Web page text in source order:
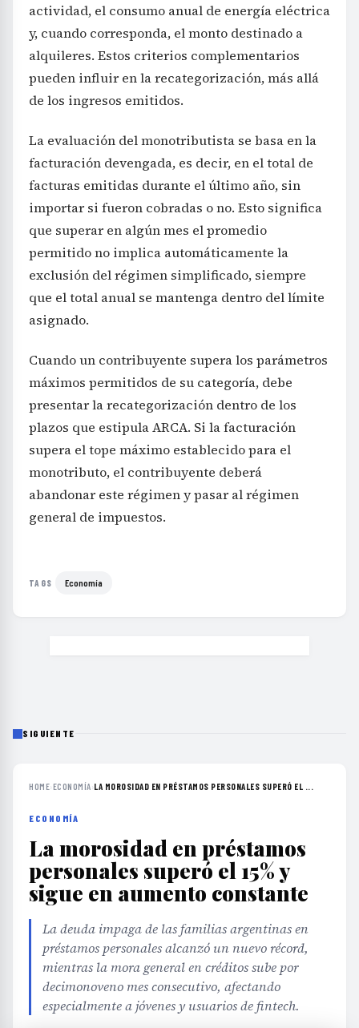
actividad, el consumo anual de energía eléctrica
y, cuando corresponda, el monto destinado a
alquileres. Estos criterios complementarios
pueden influir en la recategorización, más allá
de los ingresos emitidos.
La evaluación del monotributista se basa en la
facturación devengada, es decir, en el total de
facturas emitidas durante el último año, sin
importar si fueron cobradas o no. Esto significa
que superar en algún mes el promedio
permitido no implica automáticamente la
exclusión del régimen simplificado, siempre
que el total anual se mantenga dentro del límite
asignado.
Cuando un contribuyente supera los parámetros
máximos permitidos de su categoría, debe
presentar la recategorización dentro de los
plazos que estipula ARCA. Si la facturación
supera el tope máximo establecido para el
monotributo, el contribuyente deberá
abandonar este régimen y pasar al régimen
general de impuestos.
TAGS Economía
SIGUIENTE
HOME›ECONOMÍA›LA MOROSIDAD EN PRÉSTAMOS PERSONALES SUPERÓ EL ...
ECONOMÍA
La morosidad en préstamos
personales superó el 15% y
sigue en aumento constante
La deuda impaga de las familias argentinas en
préstamos personales alcanzó un nuevo récord,
mientras la mora general en créditos sube por
decimonoveno mes consecutivo, afectando
especialmente a jóvenes y usuarios de fintech.